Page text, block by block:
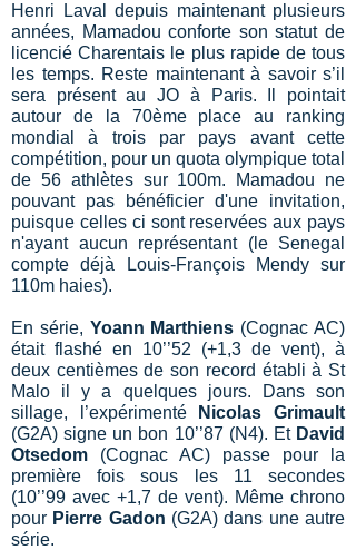
Henri Laval depuis maintenant plusieurs
années, Mamadou conforte son statut de
licencié Charentais le plus rapide de tous
les temps. Reste maintenant à savoir s’il
sera présent au JO à Paris. Il pointait
autour de la 70ème place au ranking
mondial à trois par pays avant cette
compétition, pour un quota olympique total
de 56 athlètes sur 100m. Mamadou ne
pouvant pas bénéficier d'une invitation,
puisque celles ci sont reservées aux pays
n'ayant aucun représentant (le Senegal
compte déjà Louis-François Mendy sur
110m haies).
En série, Yoann Marthiens (Cognac AC)
était flashé en 10’’52 (+1,3 de vent), à
deux centièmes de son record établi à St
Malo il y a quelques jours. Dans son
sillage, l’expérimenté Nicolas
Grimault
(G2A) signe un bon 10’’87 (N4). Et David
Otsedom (Cognac AC) passe pour la
première fois sous les 11 secondes
(10’’99 avec +1,7 de vent). Même chrono
pour Pierre Gadon (G2A) dans une autre
série.